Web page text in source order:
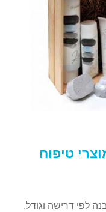
טיפוח
לפי דרישה וגודל,